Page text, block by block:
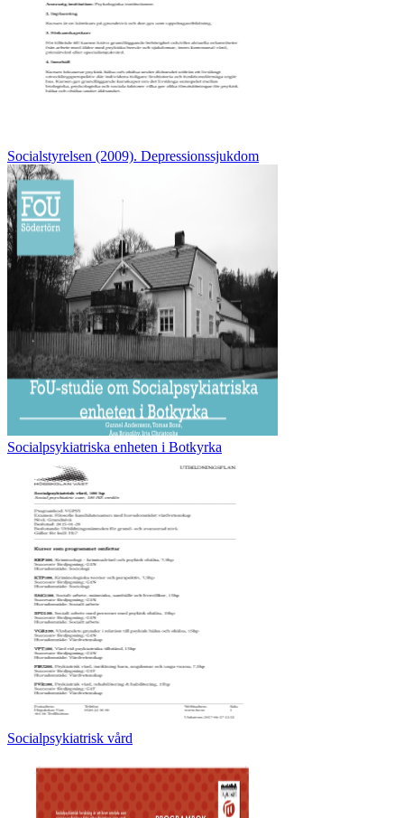
Socialstyrelsen (2009). Depressionssjukdom
Socialpsykiatriska enheten i Botkyrka
Socialpsykiatrisk vård